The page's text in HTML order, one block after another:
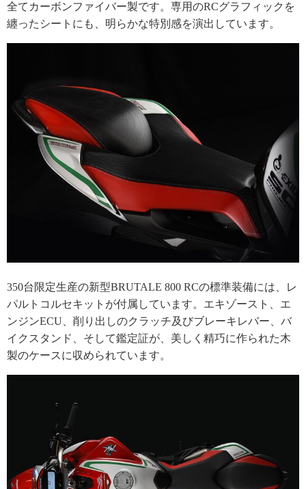
全てカーボンファイバー製です。専用のRCグラフィックを
纏ったシートにも、明らかな特別感を演出しています。
350台限定生産の新型BRUTALE 800 RCの標準装備には、レ
パルトコルセキットが付属しています。エキゾースト、エ
ンジンECU、削り出しのクラッチ及びブレーキレバー、バ
イクスタンド、そして鑑定証が、美しく精巧に作られた木
製のケースに収められています。